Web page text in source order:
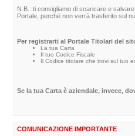
N.B.: ti consigliamo di scaricare e
Portale, perché non verrà trasferito sul
Per registrarti al Portale Titolari del
La tua Carta
Il tuo Codice Fiscale
Il Codice titolare che trovi sul tuo
Se la tua Carta è aziendale, invece,
COMUNICAZIONE IMPORTANTE